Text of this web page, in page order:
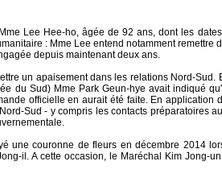
Lee Hee-ho, âgée de 92 ans, dont les
: Mme Lee entend notamment remettre
depuis maintenant deux ans.
un apaisement dans les relations Nord-Sud.
du Sud) Mme Park Geun-hye avait indiqué
officielle en aurait été faite. En application
Sud - y compris les contacts préparatoires
une couronne de fleurs en décembre 2014
il. A cette occasion, le Maréchal Kim Jong-